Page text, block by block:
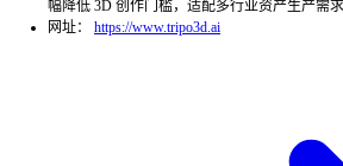
幅降低 3D 创作门槛，适配多行业资产生产需求
网址：
https://www.tripo3d.ai